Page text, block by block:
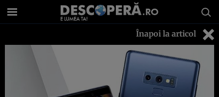
Înapoi la articol